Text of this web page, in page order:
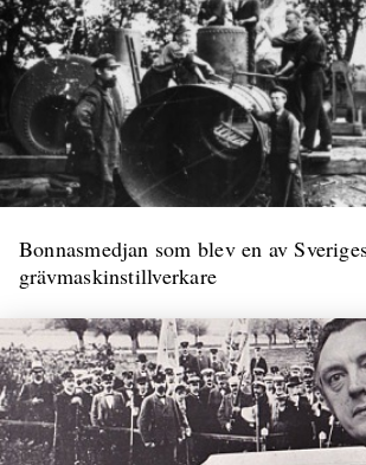
Bonnasmedjan som blev en av
grävmaskinstillverkare